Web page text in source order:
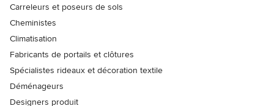
Carreleurs et poseurs de sols
Cheministes
Climatisation
Fabricants de portails et clôtures
Spécialistes rideaux et décoration textile
Déménageurs
Designers produit